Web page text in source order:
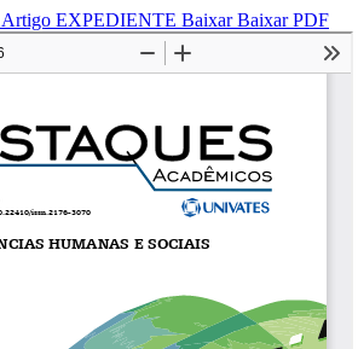
Artigo EXPEDIENTE BaixarBaixar PDF